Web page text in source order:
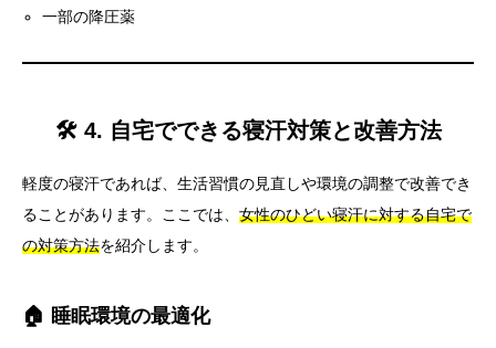
一部の降圧薬
🛠️ 4. 自宅でできる寝汗対策と改善方法
軽度の寝汗であれば、生活習慣の見直しや環境の調整で改善でき
ることがあります。ここでは、 女性のひどい寝汗に対する自宅で
の対策方法を紹介します。
🏠 睡眠環境の最適化